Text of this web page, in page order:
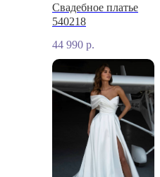
Свадебное платье
540218
44 990 р.